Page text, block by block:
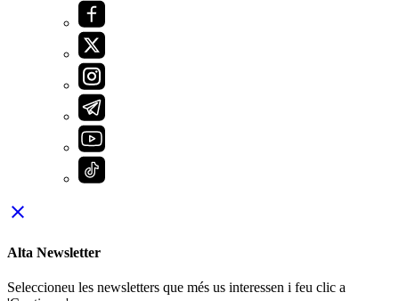
close
Alta Newsletter
Seleccioneu les newsletters que més us interessen i feu clic a